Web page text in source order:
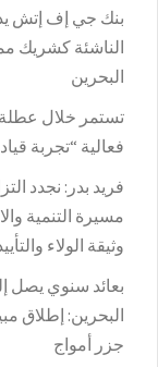
بنك جي إف إتش
الناشئة كشريك
البحرين
تستمر خلال عطلة
فعالية “تجربة
فريد بدر: نجدد
مسيرة التنمية
وثيقة الولاء
البحرين: إطلاق
جزر أمواج